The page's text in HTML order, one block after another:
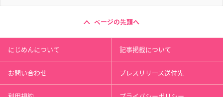
ページの先頭へ
にじめんについて 記事掲載について
お問い合わせ プレスリリース送付先